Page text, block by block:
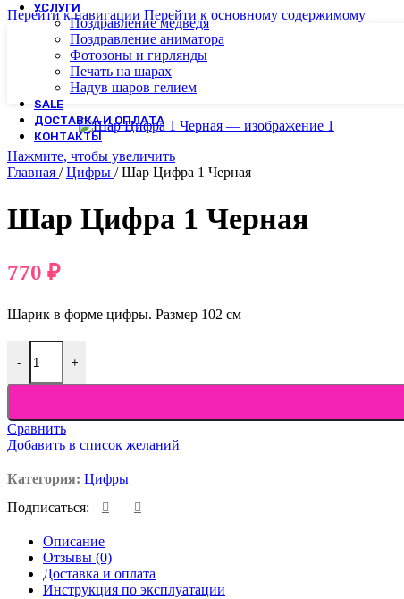
Перейти к навигации Перейти к основному содержимому
УСЛУГИ
Поздравление медведя
Поздравление аниматора
Фотозоны и гирлянды
Печать на шарах
Надув шаров гелием
SALE
ДОСТАВКА И ОПЛАТА
КОНТАКТЫ
Нажмите, чтобы увеличить
Главная / Цифры / Шар Цифра 1 Черная
Шар Цифра 1 Черная
770 ₽
Шарик в форме цифры. Размер 102 см
- +
Сравнить
Добавить в список желаний
Категория: Цифры
Подписаться:
Описание
Отзывы (0)
Доставка и оплата
Инструкция по эксплуатации